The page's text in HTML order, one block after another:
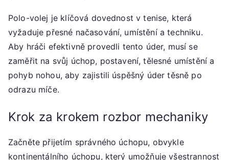
Polo-volej je klíčová dovednost v tenise, která
vyžaduje přesné načasování, umístění a techniku.
Aby hráči efektivně provedli tento úder, musí se
zaměřit na svůj úchop, postavení, tělesné umístění a
pohyb nohou, aby zajistili úspěšný úder těsně po
odrazu míče.
Krok za krokem rozbor mechaniky
Začněte přijetím správného úchopu, obvykle
kontinentálního úchopu, který umožňuje všestrannost